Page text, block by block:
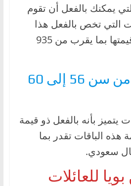
يمكنك بالفعل أن تقوم
التي تخص بالفعل هذا
السن والتي يقدر قيمتها بما يقرب من 935
باقات الأفراد من سن 56 إلى 60
يتميز بأنه بالفعل ذو قيمة
هذه الباقات تقدر بما
للعائلات